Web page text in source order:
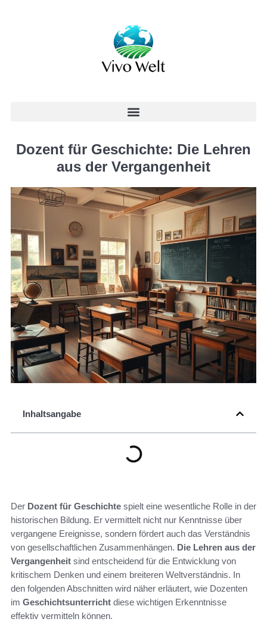
Dozent für Geschichte: Die Lehren
aus der Vergangenheit
Inhaltsangabe
Der Dozent für Geschichte spielt eine wesentliche Rolle in der
historischen Bildung. Er vermittelt nicht nur Kenntnisse über
vergangene Ereignisse, sondern fördert auch das Verständnis
von gesellschaftlichen Zusammenhängen. Die Lehren aus der
Vergangenheit sind entscheidend für die Entwicklung von
kritischem Denken und einem breiteren Weltverständnis. In
den folgenden Abschnitten wird näher erläutert, wie Dozenten
im Geschichtsunterricht diese wichtigen Erkenntnisse
effektiv vermitteln können.